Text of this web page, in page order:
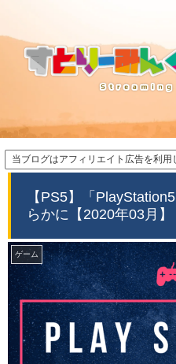
当ブログはアフィリエイト広告を利用
【PS5】「
らかに【2020年03月】
ゲーム